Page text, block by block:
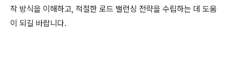
작 방식을 이해하고, 적절한 로드 밸런싱 전략을 수립하는 데 도움
이 되길 바랍니다.